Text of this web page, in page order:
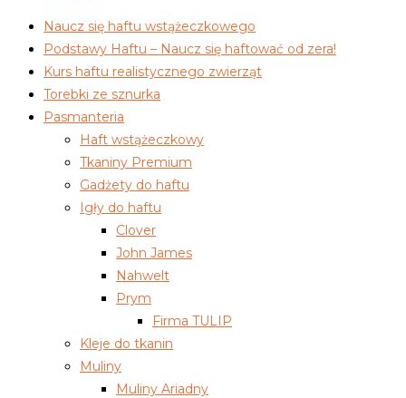
Naucz się haftu wstążeczkowego
Podstawy Haftu – Naucz się haftować od zera!
Kurs haftu realistycznego zwierząt
Torebki ze sznurka
Pasmanteria
Haft wstążeczkowy
Tkaniny Premium
Gadżety do haftu
Igły do haftu
Clover
John James
Nahwelt
Prym
Firma TULIP
Kleje do tkanin
Muliny
Muliny Ariadny